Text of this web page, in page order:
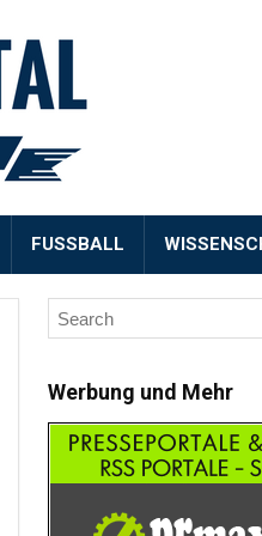
FUSSBALL
Werbung und Mehr